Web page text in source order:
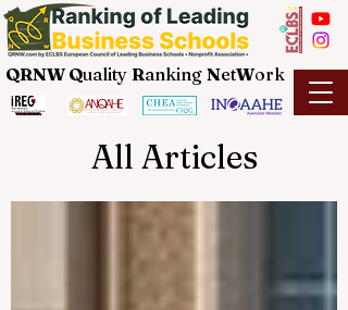
QRNW Quality Ranking NetWork
All Articles